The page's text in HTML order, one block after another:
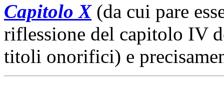
Capitolo X(da cui pare
riflessione del capitolo IV
titoli onorifici) e